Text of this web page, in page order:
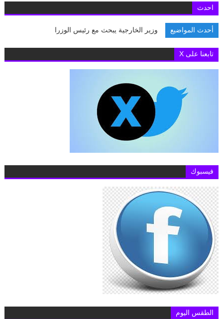
احدث
أحدث المواضيع وزير الخارجية يبحث مع رئيس الوزراء اللبنا
تابعنا على X
فيسبوك
الطقس اليوم